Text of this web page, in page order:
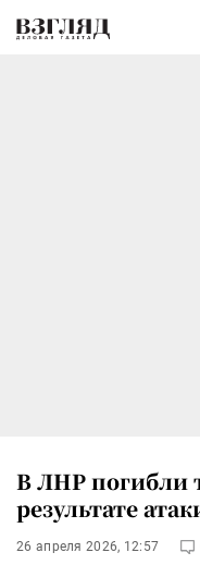
В ЛНР погибли
результате
26 апреля 2026, 12:57